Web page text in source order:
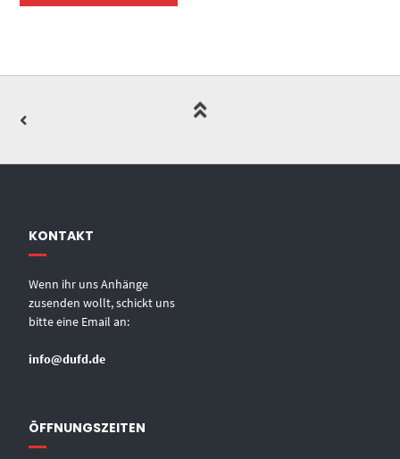
KONTAKT
Wenn ihr uns Anhänge
zusenden wollt, schickt uns
bitte eine Email an:
info@dufd.de
ÖFFNUNGSZEITEN